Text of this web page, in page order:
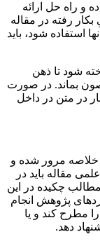
و راه حل ارائه
رفته در مقاله
استفاده شود، باید
شود تا ذهن
بماند. در صورت
در متن در داخل
خلاصه مرور شده و
مقاله باید در
چکیده در این
پژوهش انجام
مطرح کند و یا
دهد.